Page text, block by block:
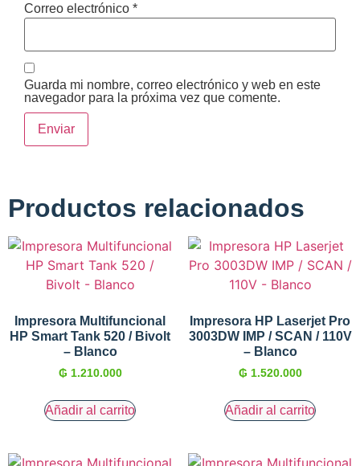
Correo electrónico *
Guarda mi nombre, correo electrónico y web en este
navegador para la próxima vez que comente.
Productos relacionados
Impresora Multifuncional
HP Smart Tank 520 / Bivolt
– Blanco
₲ 1.210.000
Añadir al carrito
Impresora HP Laserjet Pro
3003DW IMP / SCAN / 110V
– Blanco
₲ 1.520.000
Añadir al carrito